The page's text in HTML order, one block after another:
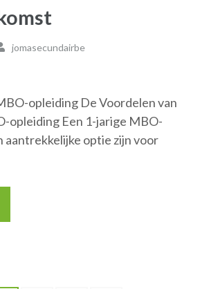
jomasecundairbe
opleiding De Voordelen van
opleiding Een 1-jarige MBO-
aantrekkelijke optie zijn voor